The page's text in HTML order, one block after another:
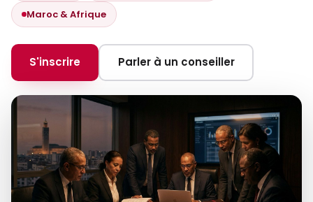
Maroc & Afrique
S'inscrire Parler à un conseiller